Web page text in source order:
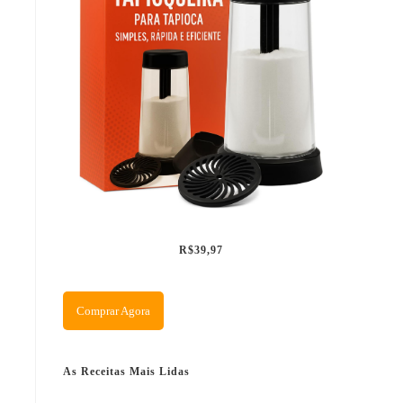
R$39,97
Comprar Agora
As Receitas Mais Lidas